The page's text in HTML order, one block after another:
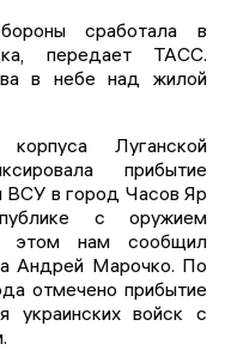
сработала в
передает ТАСС.
в небе над жилой
Луганской
прибытие
ВСУ в город Часов Яр
с оружием
этом нам сообщил
Андрей Марочко. По
отмечено прибытие
украинских войск с